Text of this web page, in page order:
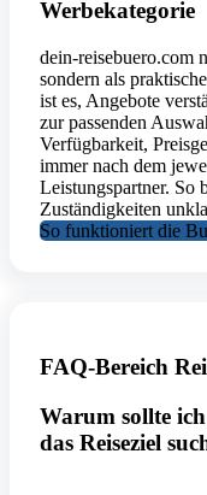
Werbekategorie
dein-reisebuero.com
sondern als
ist es, Angebote
zur passenden
Verfügbarkeit,
immer nach dem
Leistungspartner. So
Zuständigkeiten
So funktioniert die
FAQ-Bereich
Warum sollte
das Reiseziel